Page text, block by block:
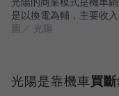
是以換電為輔，主要收
圖／ 光陽
光陽是靠機車買斷